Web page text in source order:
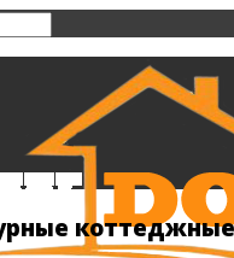
коттеджные